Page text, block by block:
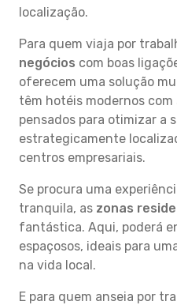
localização.
Para quem viaja por
negócios com boas
oferecem uma solução
têm hotéis modernos
pensados para otimizar a
estrategicamente
centros empresariais.
Se procura uma
tranquila, as zonas
fantástica. Aqui, poderá
espaçosos, ideais para
na vida local.
E para quem anseia por